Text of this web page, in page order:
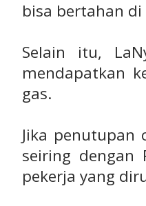
bisa bertahan
Selain itu,
mendapatkan
gas.
Jika penutupan
seiring dengan
pekerja yang